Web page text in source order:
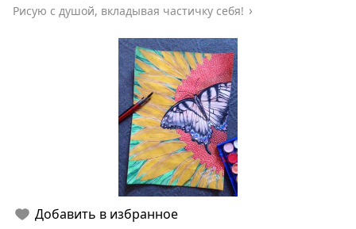
Рисую с душой, вкладывая частичку себя!
Добавить в избранное